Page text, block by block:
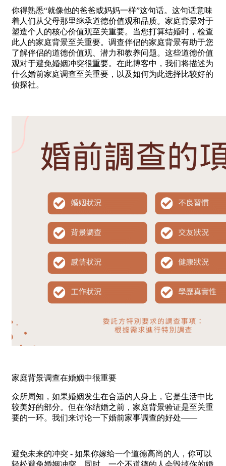
你得熟悉“就像他的爸爸或妈妈一样”这句话。这句话意味
着人们从父母那里继承道德价值观和品质。家庭背景对于
塑造个人的核心价值观至关重要。当您打算结婚时，检查
此人的家庭背景至关重要。调查伴侣的家庭背景有助于您
了解伴侣的道德价值观、潜力和教养问题。这些道德价值
观对于避免婚姻冲突很重要。在此博客中，我们将描述为
什么婚前家庭调查至关重要，以及如何为此选择比较好的
侦探社。
家庭背景调查在婚姻中很重要
众所周知，如果婚姻发生在合适的人身上，它是生活中比
较美好的部分。但在你结婚之前，家庭背景验证是至关重
要的一环。我们来讨论一下婚前家事调查的好处——
避免未来的冲突 - 如果你嫁给一个道德高尚的人，你可以
轻松避免婚姻冲突。同时，一个不道德的人会毁掉你的婚